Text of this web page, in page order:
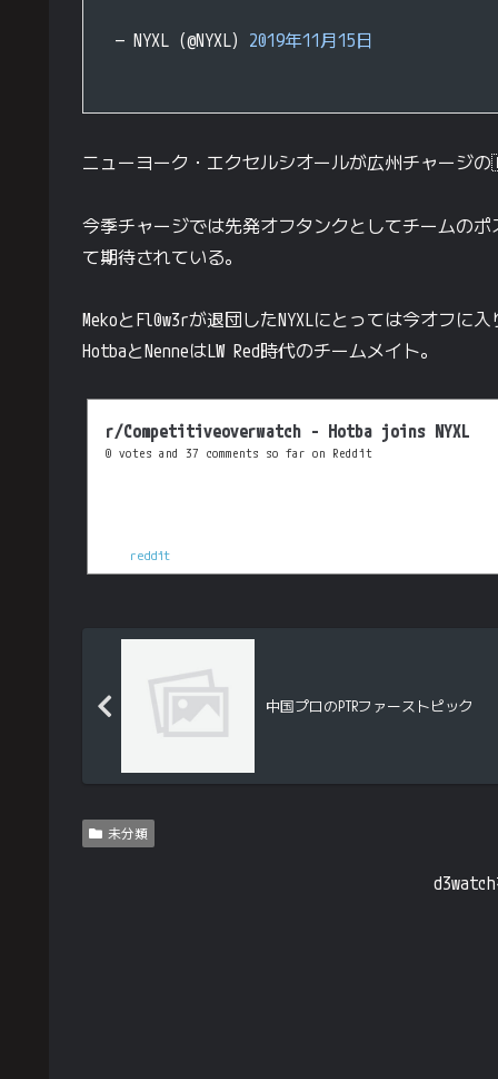
— NYXL (@NYXL) 2019年11月15日
ニューヨーク・エクセルシオールが広州チャージ
今季チャージでは先発オフタンクとしてチームのポ
て期待されている。
MekoとFl0w3rが退団したNYXLにとっては今オフに
HotbaとNenneはLW Red時代のチームメイト。
r/Competitiveoverwatch - Hotba joins NYXL
0 votes and 37 comments so far on Reddit
reddit
中国プロのPTRファーストピック
未分類